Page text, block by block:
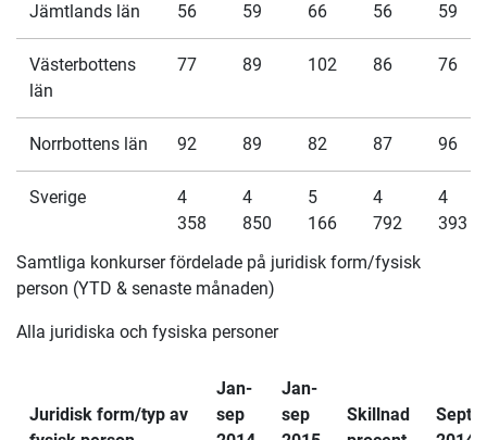
Jämtlands län 56 59 66 56 59
Västerbottens
län
77 89 102 86 76
Norrbottens län 92 89 82 87 96
Sverige
4
358
4
850
5
166
4
792
4
393
Samtliga konkurser fördelade på juridisk form/fysisk
person (YTD & senaste månaden)
Alla juridiska och fysiska personer
Juridisk form/typ av
Jan-
sep
Jan-
sep
Skillnad
Sept